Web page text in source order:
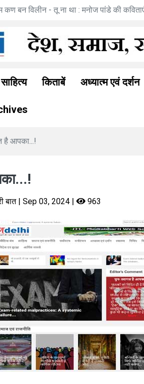
कण बन विलीन - तू ना था : मनोज पांडे की कविताएँ
साहित्य किताबें अध्यात्म एवं दर्शन
है आपका...!
बात | Sep 03, 2024 | 963